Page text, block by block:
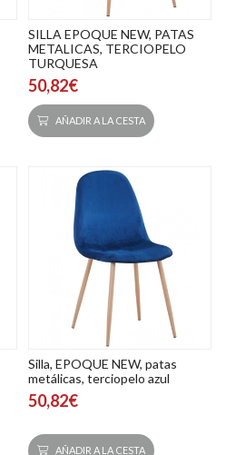
SILLA EPOQUE NEW, PATAS
METALICAS, TERCIOPELO
TURQUESA
50,82€
AÑADIR A LA CESTA
Silla, EPOQUE NEW, patas
metálicas, terciopelo azul
50,82€
AÑADIR A LA CESTA